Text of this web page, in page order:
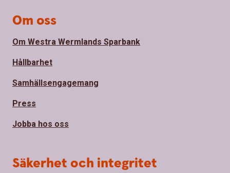
Om oss
Om Westra Wermlands Sparbank
Hållbarhet
Samhällsengagemang
Press
Jobba hos oss
Säkerhet och integritet